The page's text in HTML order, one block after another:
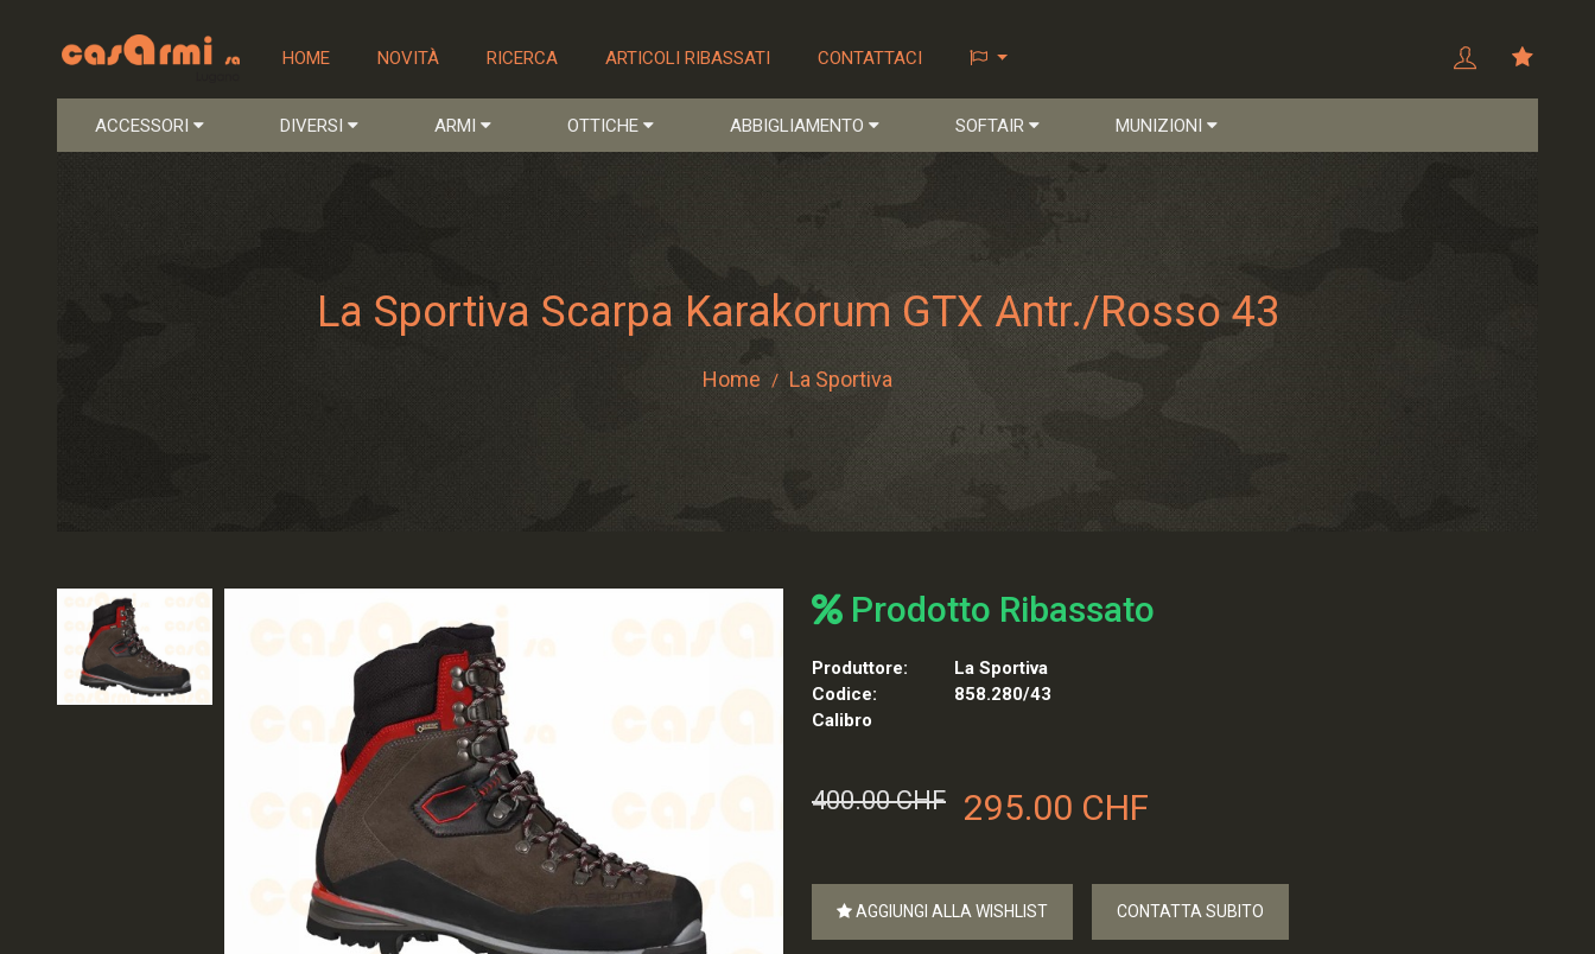
HOME NOVITÀ RICERCA ARTICOLI RIBASSATI CONTATTACI
ACCESSORI DIVERSI ARMI OTTICHE ABBIGLIAMENTO SOFTAIR MUNIZIONI
La Sportiva Scarpa Karakorum GTX Antr./rosso 43
Home / La Sportiva
Prodotto Ribassato
Produttore:
La Sportiva
Codice:
858.280/43
Calibro
400.00 CHF 295.00 CHF
AGGIUNGI ALLA WISHLIST CONTATTA SUBITO